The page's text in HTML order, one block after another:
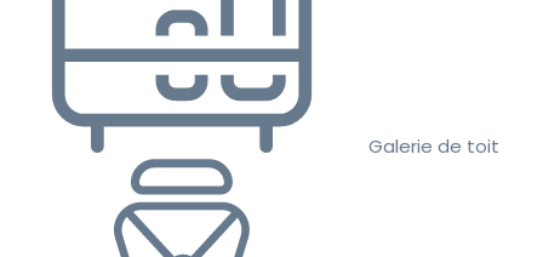
Galerie de toit